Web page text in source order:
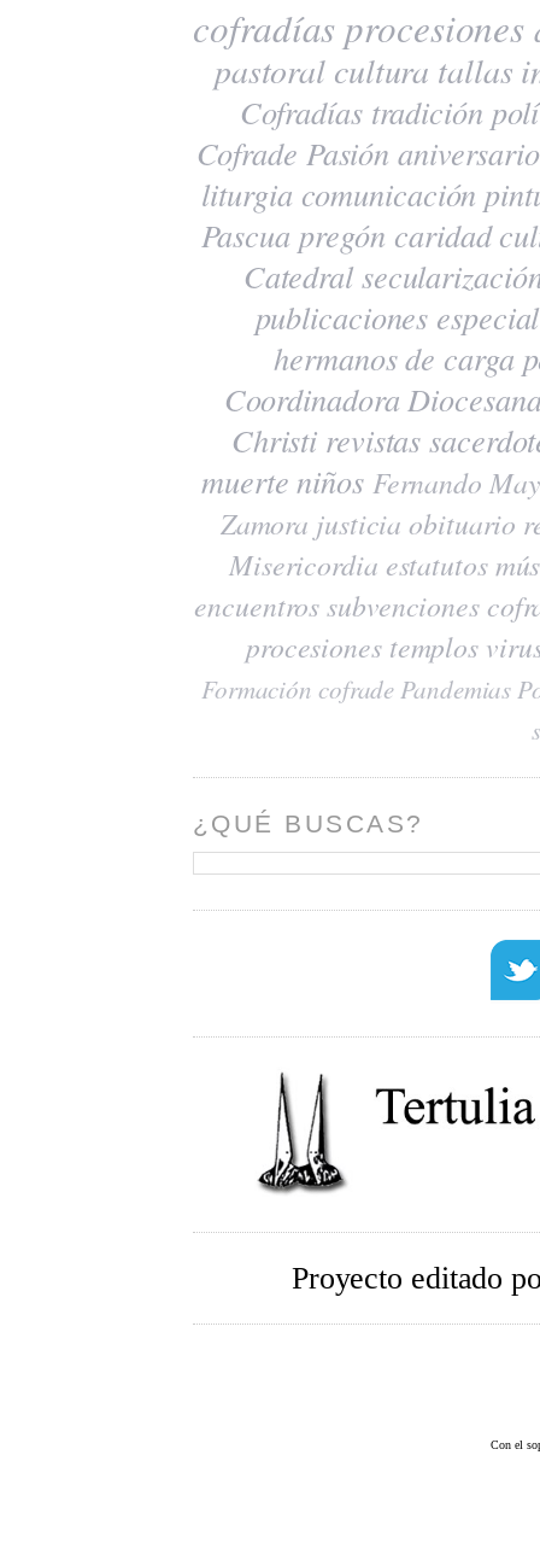
cofradías procesiones
pastoral cultura tallas
Cofradías tradición
Cofrade Pasión
liturgia comunicación
Pascua pregón caridad
Catedral
publicaciones
hermanos de carga
Coordinadora
Christi revistas
muerte niños Fernando
Zamora justicia obituario
Misericordia estatutos
encuentrossubvenciones
procesiones templos
Formación cofradePandemias
¿QUÉ BUSCAS?
Proyecto editado
Con el